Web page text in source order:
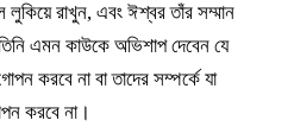
রাখুন, এবং ঈশ্বর তাঁর সম্মান
এমন কাউকে অভিশাপ দেবেন যে
করবে না বা তাদের সম্পর্কে যা
করবে না।